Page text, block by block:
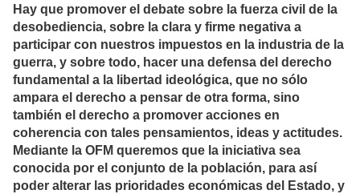
Hay que promover el debate sobre la fuerza civil de la
desobediencia, sobre la clara y firme negativa a
participar con nuestros impuestos en la industria de la
guerra, y sobre todo, hacer una defensa del derecho
fundamental a la libertad ideológica, que no sólo
ampara el derecho a pensar de otra forma, sino
también el derecho a promover acciones en
coherencia con tales pensamientos, ideas y actitudes.
Mediante la OFM queremos que la iniciativa sea
conocida por el conjunto de la población, para así
poder alterar las prioridades económicas del Estado, y